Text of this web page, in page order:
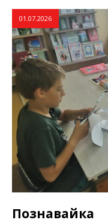
01.07.2026
Познавайка